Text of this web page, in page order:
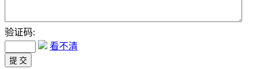
验证码:
看不清